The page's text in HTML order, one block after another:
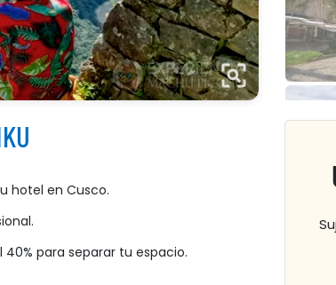
frame_inspect
hotel en Cusco.
40% para separar tu espacio.